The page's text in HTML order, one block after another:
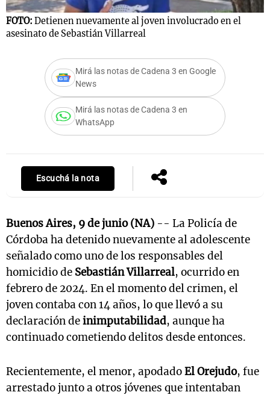
FOTO: Detienen nuevamente al joven involucrado en el
asesinato de Sebastián Villarreal
Mirá las notas de Cadena 3 en Google
News
Mirá las notas de Cadena 3 en
WhatsApp
Escuchá la nota
Buenos Aires, 9 de junio (NA) -- La Policía de
Córdoba ha detenido nuevamente al adolescente
señalado como uno de los responsables del
homicidio de Sebastián Villarreal, ocurrido en
febrero de 2024. En el momento del crimen, el
joven contaba con 14 años, lo que llevó a su
declaración deinimputabilidad, aunque ha
continuado cometiendo delitos desde entonces.
Recientemente, el menor, apodadoEl Orejudo, fue
arrestado junto a otros jóvenes que intentaban